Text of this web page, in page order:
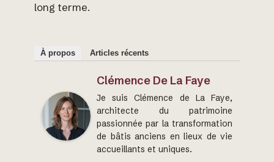
long terme.
À propos Articles récents
Clémence De La Faye
Je suis Clémence de La Faye,
architecte du patrimoine
passionnée par la transformation
de bâtis anciens en lieux de vie
accueillants et uniques.